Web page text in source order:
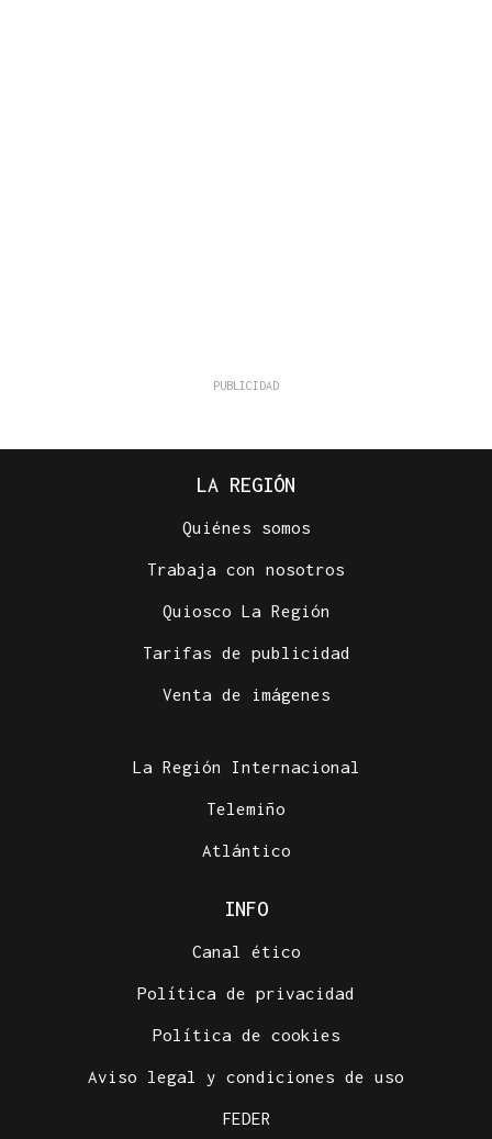
LA REGIÓN
Quiénes somos
Trabaja con nosotros
Quiosco La Región
Tarifas de publicidad
Venta de imágenes
La Región Internacional
Telemiño
Atlántico
INFO
Canal ético
Política de privacidad
Política de cookies
Aviso legal y condiciones de uso
FEDER